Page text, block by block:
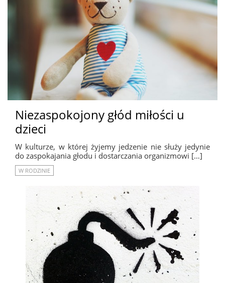
Niezaspokojony głód miłości u
dzieci
W kulturze, w której żyjemy jedzenie nie służy jedynie
do zaspokajania głodu i dostarczania organizmowi […]
W RODZINIE